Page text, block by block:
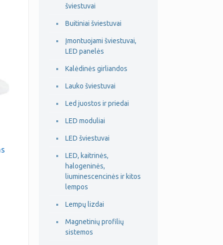
šviestuvai
Buitiniai šviestuvai
Įmontuojami šviestuvai,
LED panelės
Kalėdinės girliandos
Lauko šviestuvai
Led juostos ir priedai
LED moduliai
LED šviestuvai
LED, kaitrinės,
halogeninės,
liuminescencinės ir kitos
lempos
Lempų lizdai
Magnetinių profilių
sistemos